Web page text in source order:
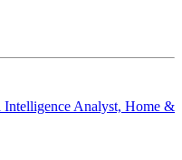
Analyst, Home &